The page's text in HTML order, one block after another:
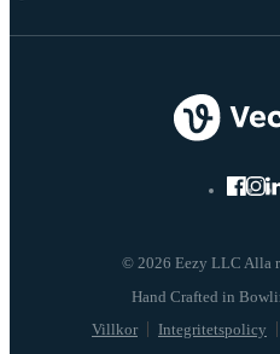
© 2026 Eezy LLC Alla
Villkor Integritetspolicy